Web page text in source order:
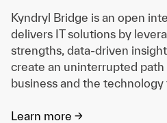
Kyndryl Bridge is an open
delivers IT solutions by
strengths, data-driven
create an uninterrupted
business and the
Learn more ->